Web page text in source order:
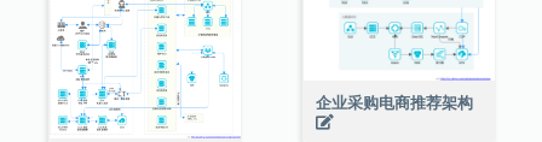
企业采购电商推荐架构